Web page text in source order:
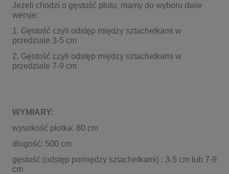
Jeżeli chodzi o gęstość płotu, mamy do wyboru dwie
wersje:
1. Gęstość czyli odstęp między sztachetkami w
przedziale 3-5 cm
2. Gęstość czyli odstęp między sztachetkami w
przedziale 7-9 cm
WYMIARY:
wysokość płotka: 80 cm
długość: 500 cm
gęstość (odstęp pomiędzy sztachetkami) : 3-5 cm lub 7-9
cm